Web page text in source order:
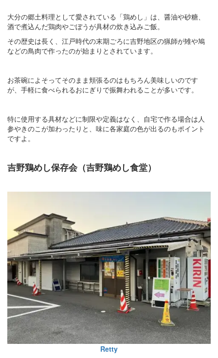
大分の郷土料理として愛されている「鶏めし」は、醤油や砂糖、
酒で煮込んだ鶏肉やごぼうが具材の炊き込みご飯。
その歴史は長く、江戸時代の末期ごろに吉野地区の猟師が雉や鳩
などの鳥肉で作ったのが始まりとされています。
お茶碗によそってそのまま頬張るのはもちろん美味しいのです
が、手軽に食べられるおにぎりで振舞われることが多いです。
特に使用する具材などに制限や定義はなく、自宅で作る場合は人
参やきのこが加わったりと、味に各家庭の色が出るのもポイント
ですよ。
吉野鶏めし保存会（吉野鶏めし食堂）
Retty